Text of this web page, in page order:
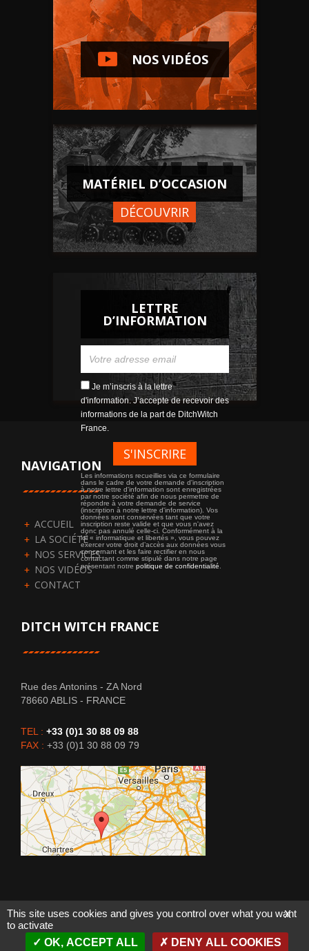
NOS VIDÉOS
MATÉRIEL D’OCCASION
DÉCOUVRIR
LETTRE
D’INFORMATION
Je m’inscris à la lettre
d'information. J’accepte de recevoir des
informations de la part de DitchWitch
France.
Les informations recueillies via ce formulaire
dans le cadre de votre demande d'inscription
à notre lettre d'information sont enregistrées
par notre société afin de nous permettre de
répondre à votre demande de service
(inscription à notre lettre d'information). Vos
données sont conservées tant que votre
inscription reste valide et que vous n'avez
donc pas annulé celle-ci. Conformément à la
loi « informatique et libertés », vous pouvez
exercer votre droit d’accès aux données vous
concernant et les faire rectifier en nous
contactant comme stipulé dans notre page
présentant notre politique de confidentialité
NAVIGATION
ACCUEIL
LA SOCIÉTÉ
NOS SERVICES
NOS VIDÉOS
CONTACT
DITCH WITCH FRANCE
Rue des Antonins - ZA Nord
78660ABLIS - FRANCE
TEL : +33 (0)1 30 88 09 88
FAX : +33 (0)1 30 88 09 79
DitchWitch France 2015 - - Tous droits réservés
X
This site uses cookies and gives you control over what you want
to activate
OK, ACCEPT ALL
DENY ALL COOKIES